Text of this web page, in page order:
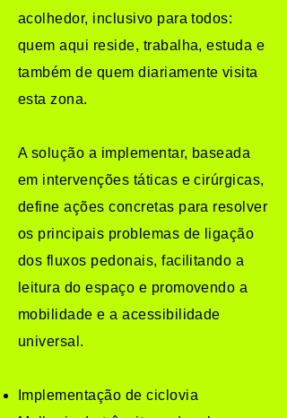
acolhedor, inclusivo para todos:
quem aqui reside, trabalha, estuda e
também de quem diariamente visita
esta zona.
A solução a implementar, baseada
em intervenções táticas e cirúrgicas,
define ações concretas para resolver
os principais problemas de ligação
dos fluxos pedonais, facilitando a
leitura do espaço e promovendo a
mobilidade e a acessibilidade
universal.
Implementação de ciclovia